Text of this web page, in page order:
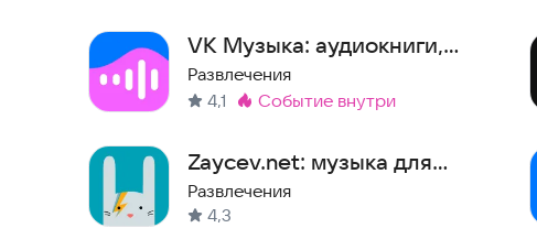
VK Музыка: аудиокниги,
песни, подкасты
Развлечения
4,1
Метка:
событие внутри
Zaycev.net: музыка для
каждого
Развлечения
4,3